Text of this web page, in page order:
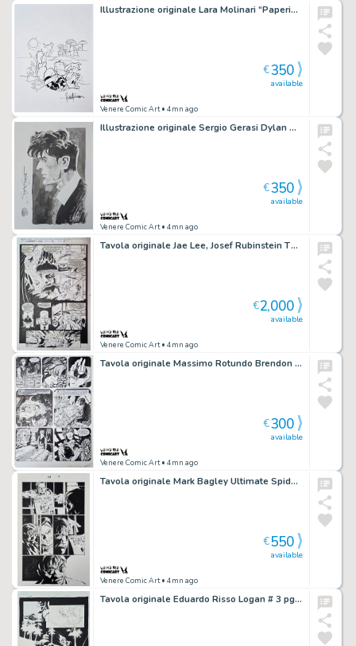
Illustrazione originale Lara Molinari “Paperino a mare”
Venere Comic Art• 4mn ago
available
€350
Illustrazione originale Sergio Gerasi Dylan Dog
Venere Comic Art• 4mn ago
available
€350
Tavola originale Jae Lee, Josef Rubinstein The Uncanny X-Men Annual #16 pg. 13
Venere Comic Art• 4mn ago
available
€2,000
Tavola originale Massimo Rotundo Brendon #3 pg. 64
Venere Comic Art• 4mn ago
available
€300
Tavola originale Mark Bagley Ultimate Spider-man #54 pg. 9
Venere Comic Art• 4mn ago
available
€550
Tavola originale Eduardo Risso Logan # 3 pg. 5